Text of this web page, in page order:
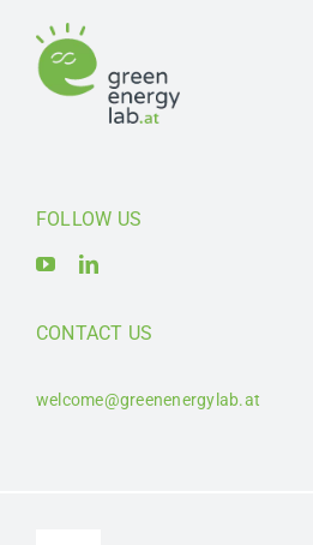
FOLLOW US
CONTACT US
welcome@greenenergylab.at